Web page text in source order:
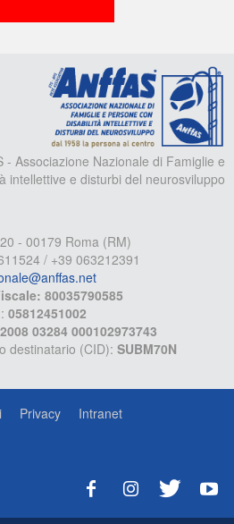
- Associazione Nazionale di Famiglie e
intellettive e disturbi del neurosviluppo
- 00179 Roma (RM)
/ +39 063212391
80035790585
05812451002
03284 000102973743
destinatario (CID): SUBM70N
Privacy Intranet